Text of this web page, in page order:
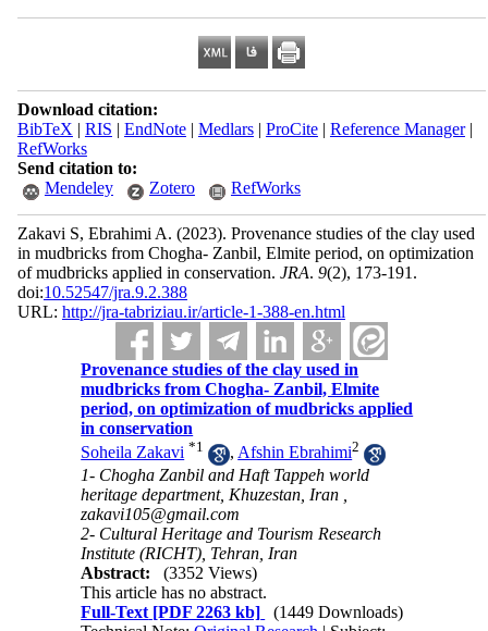
Download citation:
BibTeX | RIS | EndNote| Medlars| ProCite| Reference Manager|
RefWorks
Send citation to:
Mendeley
Zotero RefWorks
Zakavi S, Ebrahimi A. (2023). Provenance studies of the clay used
in mudbricks from Chogha- Zanbil, Elmite period, on optimization
of mudbricks applied in conservation. JRA. 9(2), 173-191.
doi:10.52547/jra.9.2.388
URL: http://jra-tabriziau.ir/article-1-388-en.html
Provenance studies of the clay used in
mudbricks from Chogha- Zanbil, Elmite
period, on optimization of mudbricks applied
in conservation
Soheila Zakavi *1 , Afshin Ebrahimi2
1- Chogha Zanbil and Haft Tappeh world
heritage department, Khuzestan, Iran ,
zakavi105@gmail.com
2- Cultural Heritage and Tourism Research
Institute (RICHT), Tehran, Iran
Abstract:
(3352 Views)
This article has no abstract.
Full-Text [PDF 2263 kb]
(1449 Downloads)